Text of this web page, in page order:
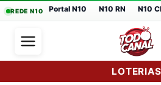
REDE N10 Portal N10 N10 RN N10
LOTERIAS